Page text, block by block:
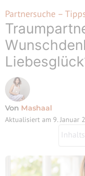
Partnersuche –
Von Mashaal
Aktualisiert am 9. Januar